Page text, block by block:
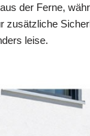
der Ferne,
zusätzliche
leise.